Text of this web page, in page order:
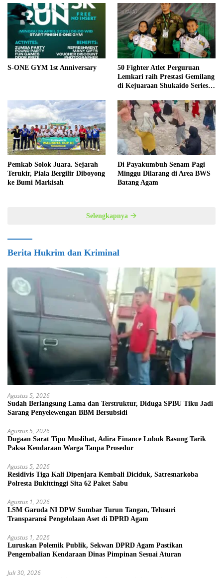
S-ONE GYM 1st Anniversary
50 Fighter Atlet Perguruan
Lemkari raih Prestasi Gemilang
di Kejuaraan Shukaido Series 1
Pemkab Solok Juara. Sejarah
Terukir, Piala Bergilir Diboyong
ke Bumi Markisah
Di Payakumbuh Senam Pagi
Minggu Dilarang di Area BWS
Batang Agam
Selengkapnya
Berita Hukrim dan Kriminal
Agustus 5, 2026
Sudah Berlangsung Lama dan Terstruktur, Diduga SPBU Tiku Jadi
Sarang Penyelewengan BBM Bersubsidi
Agustus 5, 2026
Dugaan Sarat Tipu Muslihat, Adira Finance Lubuk Basung Tarik
Paksa Kendaraan Warga Tanpa Prosedur
Agustus 5, 2026
Residivis Tiga Kali Dipenjara Kembali Diciduk, Satresnarkoba
Polresta Bukittinggi Sita 62 Paket Sabu
Agustus 1, 2026
LSM Garuda NI DPW Sumbar Turun Tangan, Telusuri
Transparansi Pengelolaan Aset di DPRD Agam
Agustus 1, 2026
Luruskan Polemik Publik, Sekwan DPRD Agam Pastikan
Pengembalian Kendaraan Dinas Pimpinan Sesuai Aturan
Juli 30, 2026